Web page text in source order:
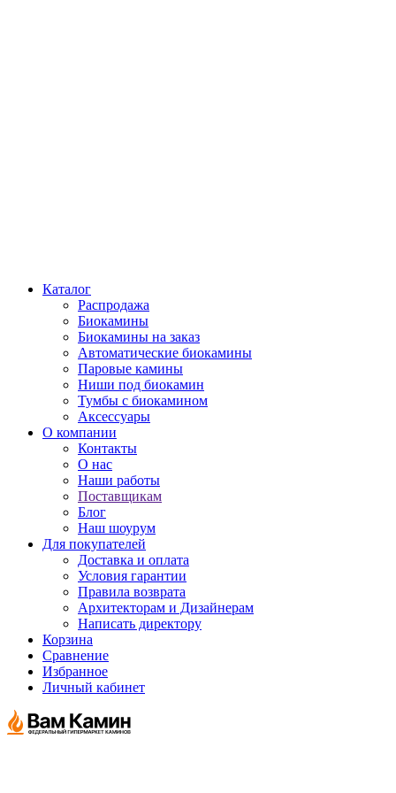
Каталог
Распродажа
Биокамины
Биокамины на заказ
Автоматические биокамины
Паровые камины
Ниши под биокамин
Тумбы с биокамином
Аксессуары
О компании
Контакты
О нас
Наши работы
Поставщикам
Блог
Наш шоурум
Для покупателей
Доставка и оплата
Условия гарантии
Правила возврата
Архитекторам и Дизайнерам
Написать директору
Корзина
Сравнение
Избранное
Личный кабинет